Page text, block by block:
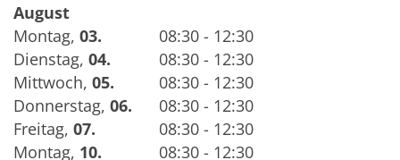
August
Montag, 03.
08:30 - 12:30
Dienstag, 04.
08:30 - 12:30
Mittwoch, 05.
08:30 - 12:30
Donnerstag, 06.
08:30 - 12:30
Freitag, 07.
08:30 - 12:30
Montag, 10.
08:30 - 12:30